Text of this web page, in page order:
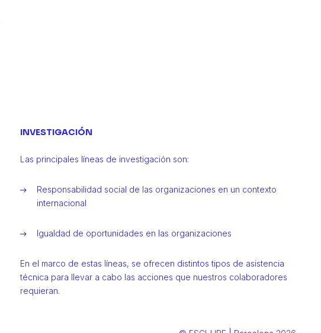
INVESTIGACIÓN
Las principales líneas de investigación son:
Responsabilidad social de las organizaciones en un contexto
internacional
Igualdad de oportunidades en las organizaciones
En el marco de estas líneas, se ofrecen distintos tipos de asistencia
técnica para llevar a cabo las acciones que nuestros colaboradores
requieran.